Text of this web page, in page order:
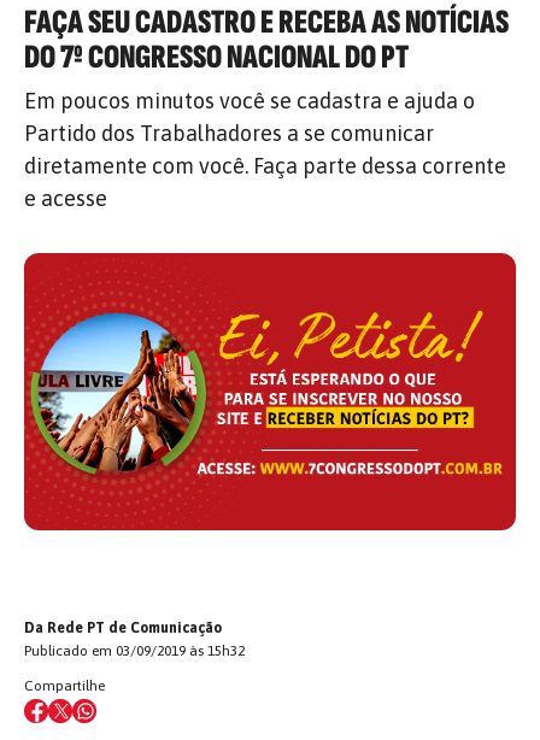
FAÇA SEU CADASTRO E RECEBA AS NOTÍCIAS
DO 7º CONGRESSO NACIONAL DO PT
Em poucos minutos você se cadastra e ajuda o
Partido dos Trabalhadores a se comunicar
diretamente com você. Faça parte dessa corrente
e acesse
Da Rede PT de Comunicação
Publicado em 03/09/2019 às 15h32
Compartilhe